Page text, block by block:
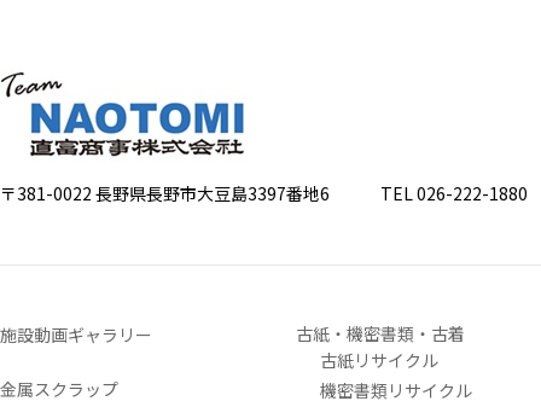
〒381-0022 長野県長野市大豆島3397番地6 TEL 026-222-1880
施設動画ギャラリー
金属スクラップ
古紙・機密書類・古着
古紙リサイクル
機密書類リサイクル